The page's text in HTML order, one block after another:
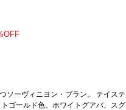
ソーヴィニヨン・ブラン。 テイステ
ゴールド色。ホワイトグアバ、スグ